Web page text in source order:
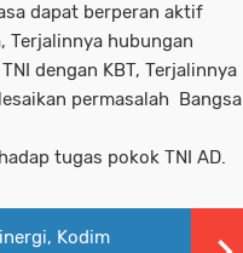
dapat berperan aktif
Terjalinnya hubungan
dengan KBT, Terjalinnya
permasalah Bangsa
tugas pokok TNI AD.
Kodim